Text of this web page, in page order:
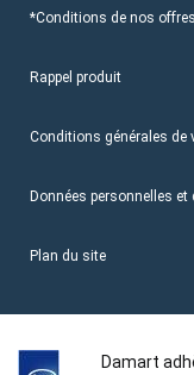
*Conditions de nos offres
Rappel produit
Conditions générales de
Données personnelles et
Plan du site
Damart